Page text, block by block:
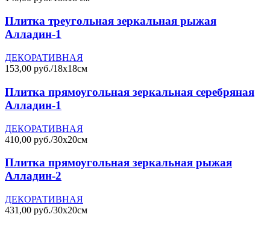
Плитка треугольная зеркальная рыжая
Алладин-1
ДЕКОРАТИВНАЯ
153,00 руб./18х18см
Плитка прямоугольная зеркальная серебряная
Алладин-1
ДЕКОРАТИВНАЯ
410,00 руб./30х20см
Плитка прямоугольная зеркальная рыжая
Алладин-2
ДЕКОРАТИВНАЯ
431,00 руб./30х20см